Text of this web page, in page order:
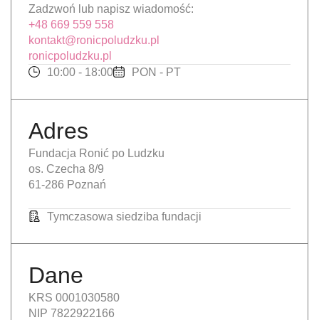
Zadzwoń lub napisz wiadomość:
+48 669 559 558
kontakt@ronicpoludzku.pl
ronicpoludzku.pl
10:00 - 18:00
PON - PT
Adres
Fundacja Ronić po Ludzku
os. Czecha 8/9
61-286 Poznań
Tymczasowa siedziba fundacji
Dane
KRS 0001030580
NIP 7822922166